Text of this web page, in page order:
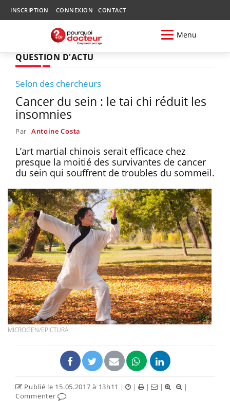
INSCRIPTION CONNEXION CONTACT
Menu
QUESTION D'ACTU
Selon des chercheurs
Cancer du sein : le tai chi réduit les
insomnies
Par Antoine Costa
L’art martial chinois serait efficace chez
presque la moitié des survivantes de cancer
du sein qui souffrent de troubles du sommeil.
MICROGEN/EPICTURA
Publié le 15.05.2017 à 13h11 | | | |
|
Commenter